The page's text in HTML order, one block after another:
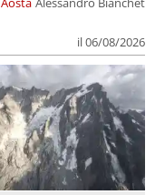
il 06/08/2026